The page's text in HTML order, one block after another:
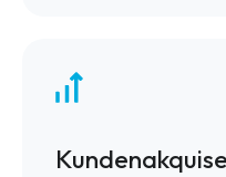
Kundenakquise